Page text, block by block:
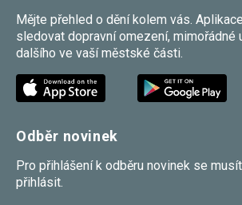
Mějte přehled o dění kolem vás.
sledovat dopravní omezení, mimořádné
dalšího ve vaší městské části.
Odběr novinek
Pro přihlášení k odběru novinek se
přihlásit.